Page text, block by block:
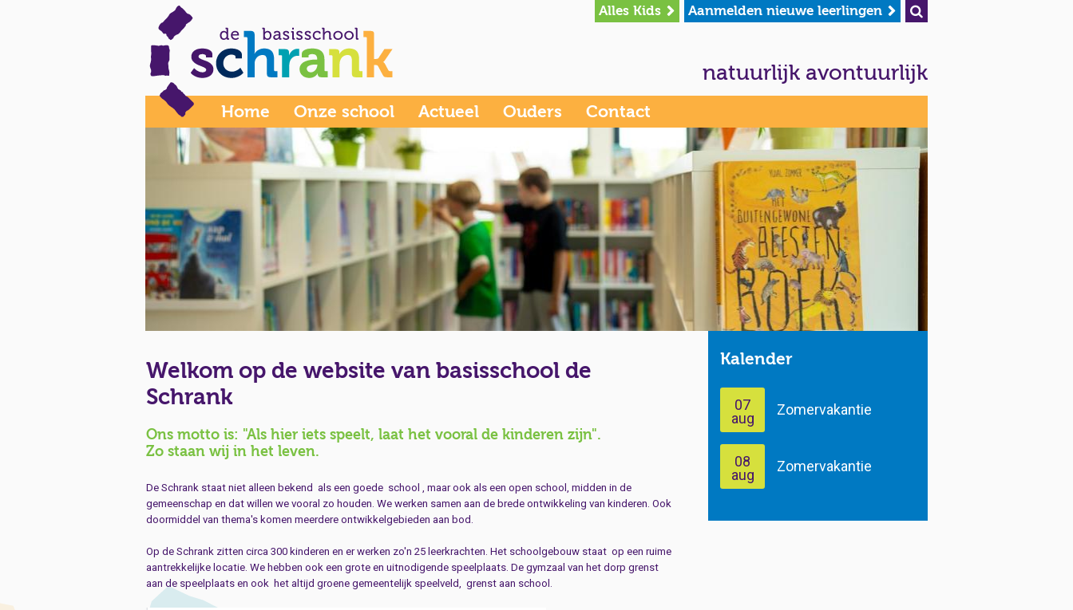
Alles Kids Aanmelden nieuwe leerlingen
natuurlijk avontuurlijk
Home Onze school Actueel Ouders Contact
Welkom op de website van basisschool de
Schrank
Ons motto is: "Als hier iets speelt, laat het vooral de kinderen zijn".
Zo staan wij in het leven.
De Schrank staat niet alleen bekend als een goede school , maar ook als een open school, midden in de
gemeenschap en dat willen we vooral zo houden. We werken samen aan de brede ontwikkeling van kinderen. Ook
doormiddel van thema's komen meerdere ontwikkelgebieden aan bod.
Op de Schrank zitten circa 300 kinderen en er werken zo'n 25 leerkrachten. Het schoolgebouw staat op een ruime
aantrekkelijke locatie. We hebben ook een grote en uitnodigende speelplaats. De gymzaal van het dorp grenst
aan de speelplaats en ook het altijd groene gemeentelijk speelveld, grenst aan school.
Kalender
07
aug
Zomervakantie
08
aug
Zomervakantie